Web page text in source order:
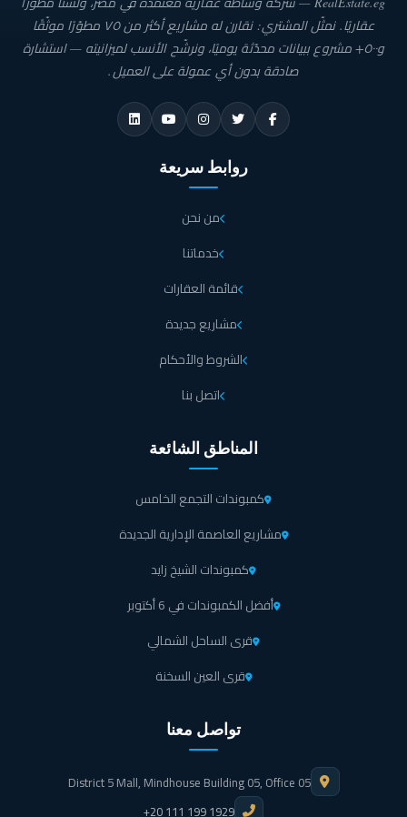
عقاريًا. نمثّل المشتري: نقارن له مشاريع أكثر من ٧٥ مطوّرًا موثّقًا
و٥٠٠+ مشروع ببيانات محدّثة يوميًا، ونرشّح الأنسب لميزانيته — استشارة
صادقة بدون أي عمولة على العميل.
روابط سريعة
من نحن
خدماتنا
قائمة العقارات
مشاريع جديدة
الشروط والأحكام
اتصل بنا
المناطق الشائعة
كمبوندات التجمع الخامس
مشاريع العاصمة الإدارية الجديدة
كمبوندات الشيخ زايد
أفضل الكمبوندات في 6 أكتوبر
قرى الساحل الشمالي
قرى العين السخنة
تواصل معنا
District 5 Mall, Mindhouse Building 05, Office 05
+20 111 199 1929